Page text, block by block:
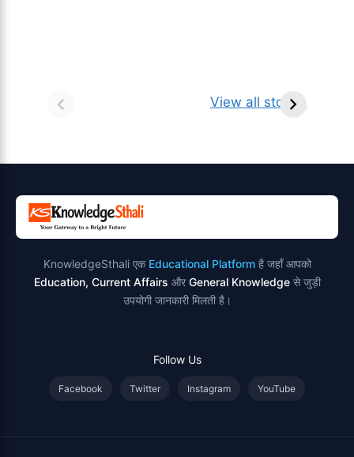
View all stories
किसे कहते है?
ज्योतिर्लिंग | नाम,
KnowledgeSthali एक Educational Platformहै जहाँ आपको
Education, Current Affairs और General Knowledgeसे जुड़ी
उपयोगी जानकारी मिलती है।
Follow Us
Facebook Twitter Instagram YouTube